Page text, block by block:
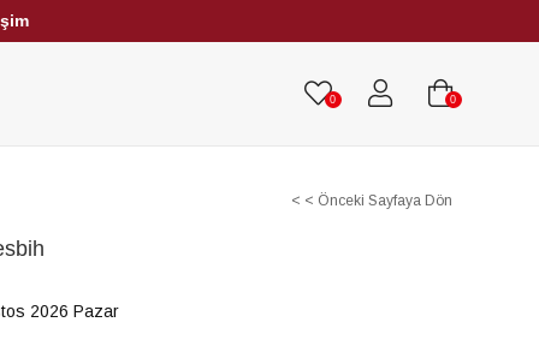
0 0
< < Önceki Sayfaya Dön
2026 Pazar